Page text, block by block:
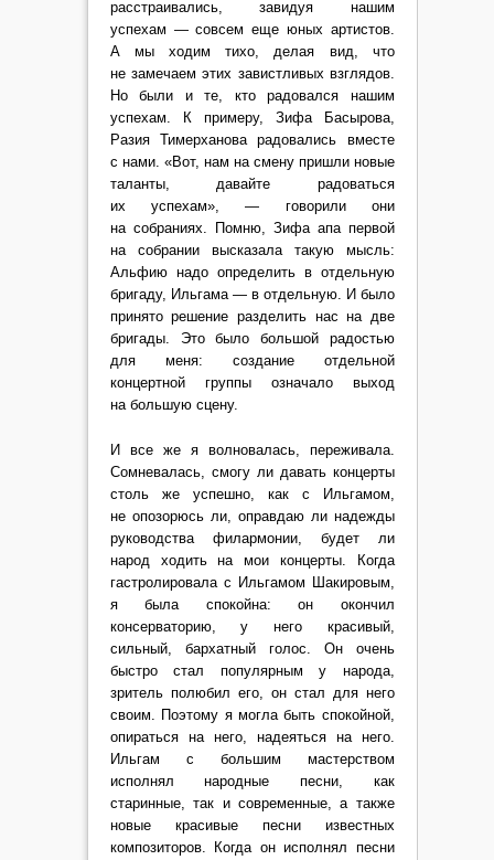
расстраивались, завидуя нашим
успехам — совсем еще юных артистов.
А мы ходим тихо, делая вид, что
не замечаем этих завистливых взглядов.
Но были и те, кто радовался нашим
успехам. К примеру, Зифа Басырова,
Разия Тимерханова радовались вместе
с нами. «Вот, нам на смену пришли новые
таланты, давайте радоваться
их успехам», — говорили они
на собраниях. Помню, Зифа апа первой
на собрании высказала такую мысль:
Альфию надо определить в отдельную
бригаду, Ильгама — в отдельную. И было
принято решение разделить нас на две
бригады. Это было большой радостью
для меня: создание отдельной
концертной группы означало выход
на большую сцену.
И все же я волновалась, переживала.
Сомневалась, смогу ли давать концерты
столь же успешно, как с Ильгамом,
не опозорюсь ли, оправдаю ли надежды
руководства филармонии, будет ли
народ ходить на мои концерты. Когда
гастролировала с Ильгамом Шакировым,
я была спокойна: он окончил
консерваторию, у него красивый,
сильный, бархатный голос. Он очень
быстро стал популярным у народа,
зритель полюбил его, он стал для него
своим. Поэтому я могла быть спокойной,
опираться на него, надеяться на него.
Ильгам с большим мастерством
исполнял народные песни, как
старинные, так и современные, а также
новые красивые песни известных
композиторов. Когда он исполнял песни